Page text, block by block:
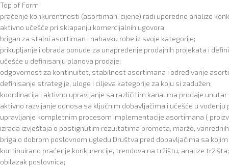
Top of Form
praćenje konkurentnosti (asortiman, cijene) radi uporedne analize
aktivno učešće pri sklapanju komercijalnih ugovora;
brigan za stalni asortiman i nabavku robe iz svoje kategorije;
prikupljanje i obrada ponude za unapređenje prodajnih projekata i
učešće u definisanju planova prodaje;
odgovornost za kontinuitet, stabilnost asortimana i određivanje
definisanje strategije, uloge i ciljeva kategorije za koju si zadužen;
koordinacija i aktivno upravljanje sa različitim kanalima prodaje unutar
aktivno razvijanje odnosa sa ključnim dobavljačima i učešće u vođenju
upravljanje kompletnim procesom implementacije asortimana (
izrada izvještaja o postignutim rezultatima prometa, marže,
briga o dobrom poslovnom ugledu Društva pred dobavljačima sa
kontinuirano praćenje konkurencije, trendova na tržištu, analize tržišta;
obilazak poslovnica;